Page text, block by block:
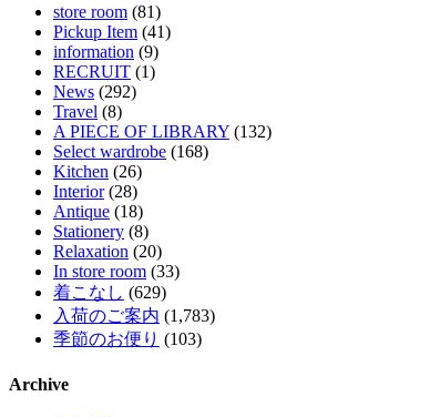
store room (81)
Pickup Item (41)
information (9)
RECRUIT (1)
News (292)
Travel (8)
A PIECE OF LIBRARY (132)
Select wardrobe (168)
Kitchen (26)
Interior(28)
Antique (18)
Stationery (8)
Relaxation (20)
In store room (33)
着こなし (629)
入荷のご案内 (1,783)
季節のお便り (103)
Archive